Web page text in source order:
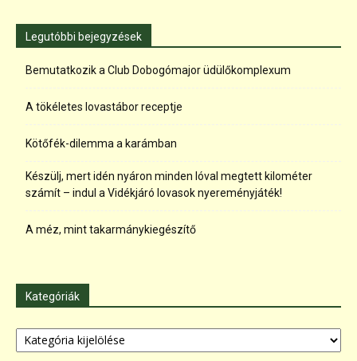
Legutóbbi bejegyzések
Bemutatkozik a Club Dobogómajor üdülőkomplexum
A tökéletes lovastábor receptje
Kötőfék-dilemma a karámban
Készülj, mert idén nyáron minden lóval megtett kilométer
számít – indul a Vidékjáró lovasok nyereményjáték!
A méz, mint takarmánykiegészítő
Kategóriák
Kategóriák